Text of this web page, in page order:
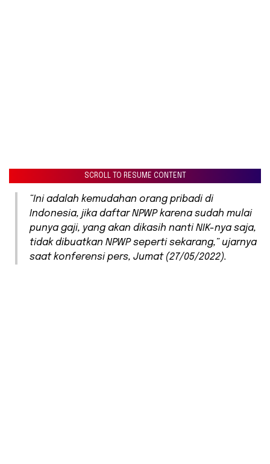
SCROLL TO RESUME CONTENT
“Ini adalah kemudahan orang pribadi di
Indonesia, jika daftar NPWP karena sudah mulai
punya gaji, yang akan dikasih nanti NIK-nya saja,
tidak dibuatkan NPWP seperti sekarang,” ujarnya
saat konferensi pers, Jumat (27/05/2022).